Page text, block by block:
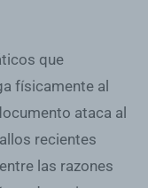
que
físicamente al
ataca al
recientes
las razones